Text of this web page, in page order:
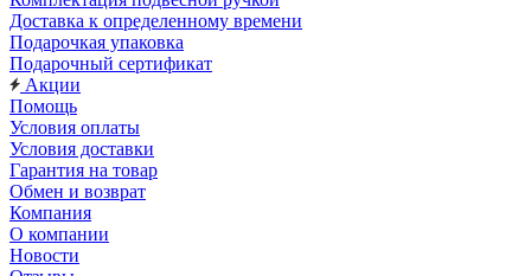
Доставка к определенному времени
Подарочкая упаковка
Подарочный сертификат
Акции
Помощь
Условия оплаты
Условия доставки
Гарантия на товар
Обмен и возврат
Компания
О компании
Новости